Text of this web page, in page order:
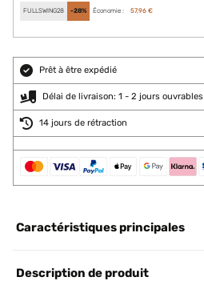
FULLSWING28 -28% Économie : 57,96 €
Prêt à être expédié
Délai de livraison: 1 - 2 jours ouvrables
14 jours de rétraction
Caractéristiques principales
Description de produit